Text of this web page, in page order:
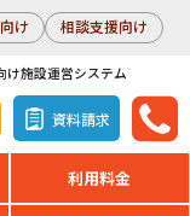
け 相談支援向け
け施設運営システム
資料請求
利用料金